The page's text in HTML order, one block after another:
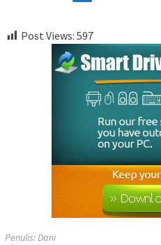
Post Views: 597
Penulis: Dani